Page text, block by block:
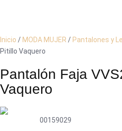
Inicio / MODA MUJER / Pantalones y
Pitillo Vaquero
Pantalón Faja
Vaquero
00159029